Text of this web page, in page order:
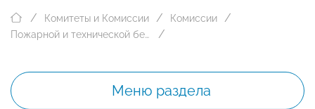
Комитеты и Комиссии
Комиссии
Пожарной и технической безопасности
Меню раздела